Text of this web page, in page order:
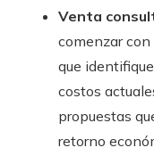
Venta
comenzar
que
costos
propuestas
retorno